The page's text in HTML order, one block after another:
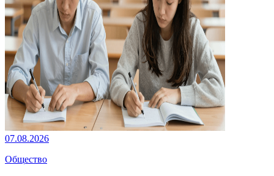
07.08.2026
Общество